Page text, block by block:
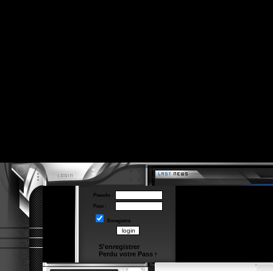
Pseudo :
Pass :
Enregistré
S'enregistrer
Perdu votre Pass ?